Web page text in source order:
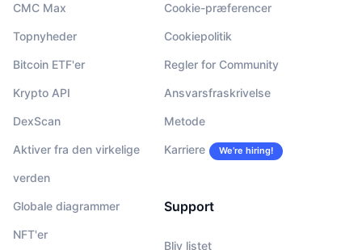
CMC Max
Topnyheder
Bitcoin ETF'er
Krypto API
DexScan
Aktiver fra den virkelige
verden
Globale diagrammer
NFT'er
Cookie-præferencer
Cookiepolitik
Regler for Community
Ansvarsfraskrivelse
Metode
Karriere We’re hiring!
Support
Bliv listet